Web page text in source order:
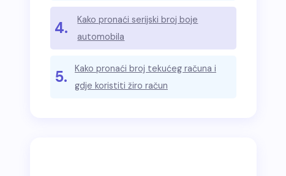
4.
Kako pronaći serijski broj boje
automobila
5.
Kako pronaći broj tekućeg računa i
gdje koristiti žiro račun